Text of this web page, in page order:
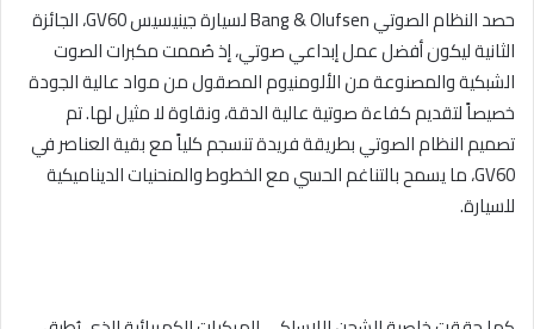
حصد النظام الصوتيBang & Olufsenلسيارة جينيسيسGV60، الجائزة
الثانية ليكون أفضل عمل إبداعي صوتي، إذ صُممت مكبرات الصوت
الشبكية والمصنوعة من الألومنيوم المصقول من مواد عالية الجودة
خصيصاً لتقديم كفاءة صوتية عالية الدقة، ونقاوة لا مثيل لها. تم
تصميم النظام الصوتي بطريقة فريدة تنسجم كلياً مع بقية العناصر في
GV60، ما يسمح بالتناغم الحسي مع الخطوط والمنحنيات الديناميكية
للسيارة.